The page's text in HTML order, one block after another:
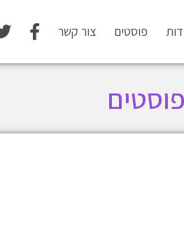
פוסטים צור קשר
פוסטים